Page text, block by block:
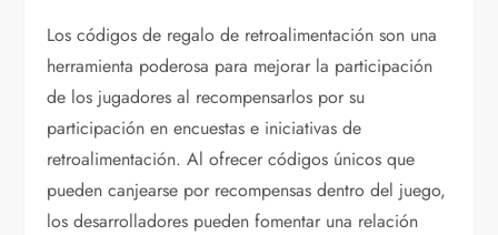
Los códigos de regalo de retroalimentación son una
herramienta poderosa para mejorar la participación
de los jugadores al recompensarlos por su
participación en encuestas e iniciativas de
retroalimentación. Al ofrecer códigos únicos que
pueden canjearse por recompensas dentro del juego,
los desarrolladores pueden fomentar una relación